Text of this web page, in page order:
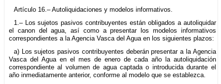
Artículo 16.– Autoliquidaciones y modelos informativos.
1.– Los sujetos pasivos contribuyentes están obligados a autoliquidar
el canon del agua, así como a presentar los modelos informativos
correspondientes a la Agencia Vasca del Agua en los siguientes plazos:
a) Los sujetos pasivos contribuyentes deberán presentar a la Agencia
Vasca del Agua en el mes de enero de cada año la autoliquidación
correspondiente al volumen de agua captada o introducida durante el
año inmediatamente anterior, conforme al modelo que se establezca.